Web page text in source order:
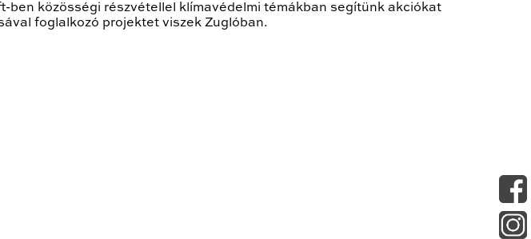
ben közösségi részvétellel klímavédelmi témákban segítünk akciókat
foglalkozó projektet viszek Zuglóban.